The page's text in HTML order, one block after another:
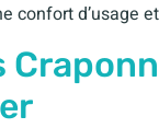
confort d’usage